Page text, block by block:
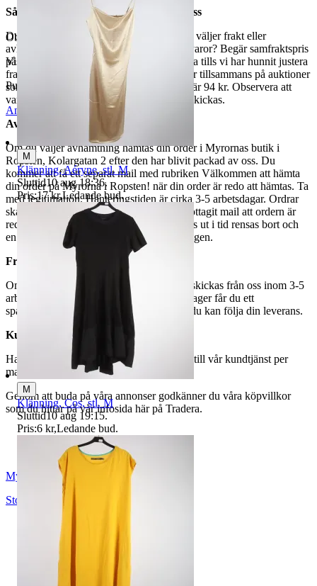
Så här går det till när du handlar hos oss
Du betalar din order direkt på Tradera och väljer frakt eller
avhämtning. Vill du att vi samfraktar fler varor? Begär samfraktspris
på din Traderasida och vänta med att betala tills vi har hunnit justera
fraktpriset. Vi samfraktar upp till fyra varor tillsammans på auktioner
som avslutas samma dag. Samfraktspriset är 94 kr. Observera att
varor märkta endast avhämtning inte kan skickas.
Avhämtning
Om du väljer avhämtning hämtas din order i Myrornas butik i
Ropsten, Kolargatan 2 efter den har blivit packad av oss. Du
kommer att få ett separat mail med rubriken Välkommen att hämta
din order på Myrorna i Ropsten! när din order är redo att hämtas. Ta
med legitimation. Hanteringstiden är cirka 3-5 arbetsdagar. Ordrar
ska hämtas senast 7 dagar efter att man mottagit mail att ordern är
redo för avhämtning. Ordrar som ej hämtas ut i tid rensas bort och
en avgift på 84 kr dras av från återbetalningen.
Frakt
Om du har valt frakt kommer din vara att skickas från oss inom 3-5
arbetsdagar. När din vara har lämnat vårt lager får du ett
spårningsnummer av DSV inom kort där du kan följa din leverans.
Kundservice
Har du frågor eller funderingar hör av dig till vår kundtjänst per
mail:
webbshop@myrorna.se
Genom att buda på våra annonser godkänner du våra köpvillkor
som du hittar på vår infosida här på Tradera.
Objektnr
731 749 243
Visningar
Publicerad
15 maj 19:01
Anmäl
Myrorna
Stockholm
Sverige
M
Klänning, Aéryne, stl. M
Sluttid10 aug 18:36.
Pris:17 kr,Ledande bud.
M
Klänning, Cos, stl. M
Sluttid10 aug 19:15.
Pris:6 kr,Ledande bud.